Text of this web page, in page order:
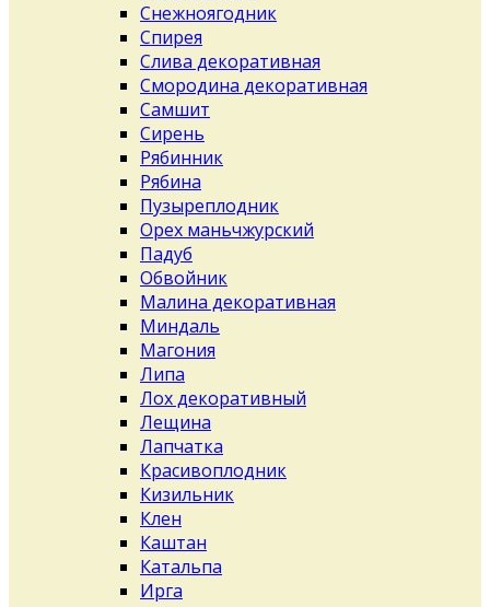
Снежноягодник
Спирея
Слива декоративная
Смородина декоративная
Самшит
Сирень
Рябинник
Рябина
Пузыреплодник
Орех маньчжурский
Падуб
Обвойник
Малина декоративная
Миндаль
Магония
Липа
Лох декоративный
Лещина
Лапчатка
Красивоплодник
Кизильник
Клен
Каштан
Катальпа
Ирга